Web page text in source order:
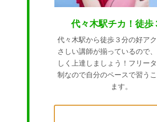
代々木駅チカ！徒歩
代々木駅から徒歩３分の好ア
さしい講師が揃っているので
しく上達しましょう！フリー
制なので自分のペースで習う
ます。